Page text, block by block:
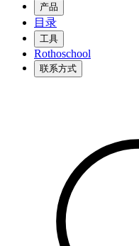
产品
目录
工具
Rothoschool
联系方式